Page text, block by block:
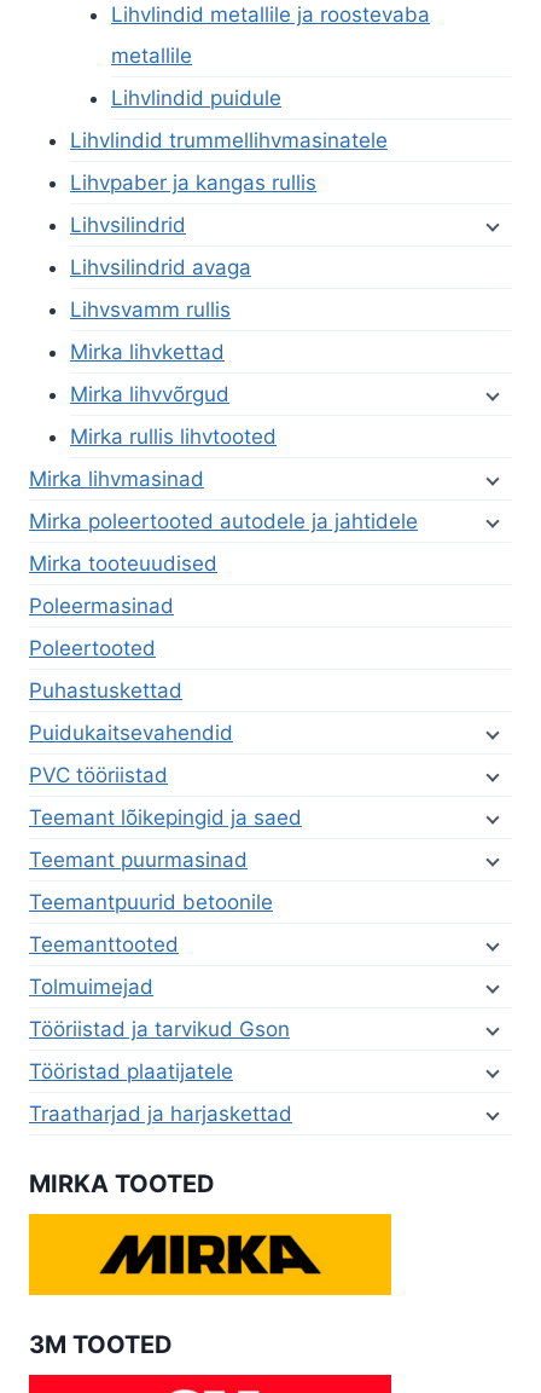
Lihvlindid metallile ja roostevaba
metallile
Lihvlindid puidule
Lihvlindid trummellihvmasinatele
Lihvpaber ja kangas rullis
Lihvsilindrid
Lihvsilindrid avaga
Lihvsvamm rullis
Mirka lihvkettad
Mirka lihvvõrgud
Mirka rullis lihvtooted
Mirka lihvmasinad
Mirka poleertooted autodele ja jahtidele
Mirka tooteuudised
Poleermasinad
Poleertooted
Puhastuskettad
Puidukaitsevahendid
PVC tööriistad
Teemant lõikepingid ja saed
Teemant puurmasinad
Teemantpuurid betoonile
Teemanttooted
Tolmuimejad
Tööriistad ja tarvikud Gson
Tööristad plaatijatele
Traatharjad ja harjaskettad
MIRKA TOOTED
3M TOOTED